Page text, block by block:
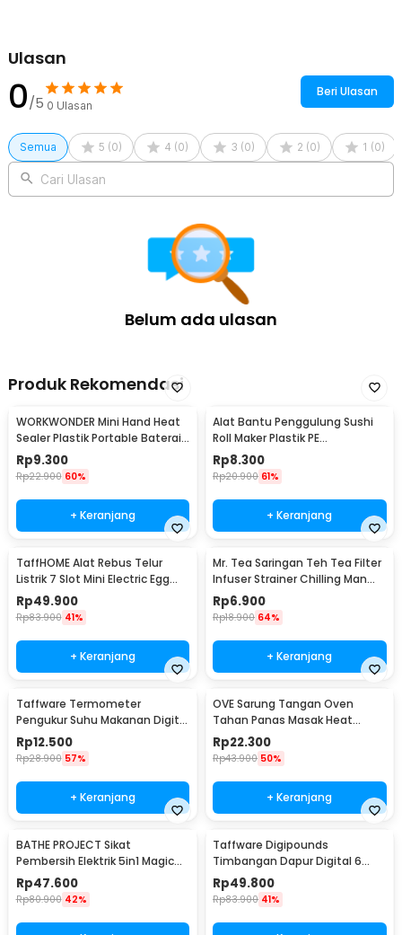
Ulasan
0/5 0 Ulasan
Beri Ulasan
Semua 5 (0) 4 (0) 3 (0) 2 (0) 1 (0)
Cari Ulasan
Belum ada ulasan
Produk Rekomendasi
WORKWONDER Mini Hand Heat
Sealer Plastik Portable Baterai
AA - LX2000A
Rp9.300
Rp22.900 60%
+ Keranjang
Alat Bantu Penggulung Sushi
Roll Maker Plastik PE
22x20.5x0.1cm - E1119
Rp8.300
Rp20.900 61%
+ Keranjang
TaffHOME Alat Rebus Telur
Listrik 7 Slot Mini Electric Egg
Cooker 350W - YS-203
Rp49.900
Rp83.900 41%
+ Keranjang
Mr. Tea Saringan Teh Tea Filter
Infuser Strainer Chilling Man
Silicon - MR03
Rp6.900
Rp18.900 64%
+ Keranjang
Taffware Termometer
Pengukur Suhu Makanan Digital
Daging Kopi Susu - TP101
Rp12.500
Rp28.900 57%
+ Keranjang
OVE Sarung Tangan Oven
Tahan Panas Masak Heat
Resistant Gloves - 540F
Rp22.300
Rp43.900 50%
+ Keranjang
BATHE PROJECT Sikat
Pembersih Elektrik 5in1 Magic
Brush Rechargeable - WQ8110
Rp47.600
Rp80.900 42%
Taffware Digipounds
Timbangan Dapur Digital 6
Satuan 1kg 0.1g - i2000
Rp49.800
Rp83.900 41%